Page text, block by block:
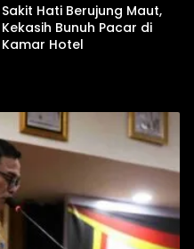
Sakit Hati Berujung Maut,
Kekasih Bunuh Pacar di
Kamar Hotel